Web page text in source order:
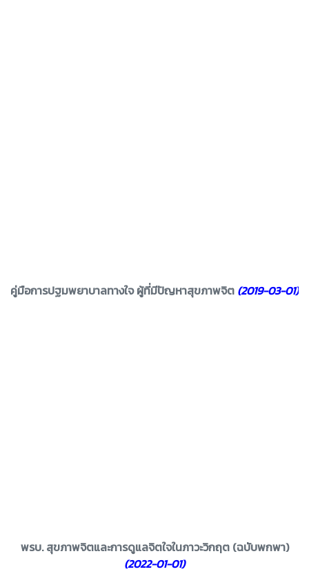
คู่มือการปฐมพยาบาลทางใจ ผู้ที่มีปัญหาสุขภาพจิต (2019-03-01)
พรบ. สุขภาพจิตและการดูแลจิตใจในภาวะวิกฤต (ฉบับพกพา)
(2022-01-01)